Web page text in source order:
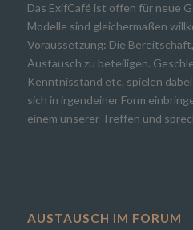
Das ExifCafé ist offen für neue
Modelle sind gleichermaßen
Voraussetzung: Die
Austausch zu beteiligen.
Kenntnisstand etc. spielen
sich in irgendeiner Form
einem unserer Treffen und
AUSTAUSCH IM FORUM